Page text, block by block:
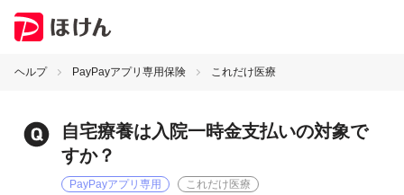
ヘルプ PayPayアプリ専用保険 これだけ医療
自宅療養は入院一時金支払いの対象で
すか？
PayPayアプリ専用 これだけ医療